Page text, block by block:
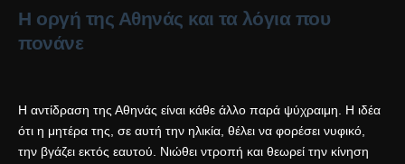
Η οργή της Αθηνάς και τα λόγια που
πονάνε
Η αντίδραση της Αθηνάς είναι κάθε άλλο παρά ψύχραιμη. Η ιδέα
ότι η μητέρα της, σε αυτή την ηλικία, θέλει να φορέσει νυφικό,
την βγάζει εκτός εαυτού. Νιώθει ντροπή και θεωρεί την κίνηση